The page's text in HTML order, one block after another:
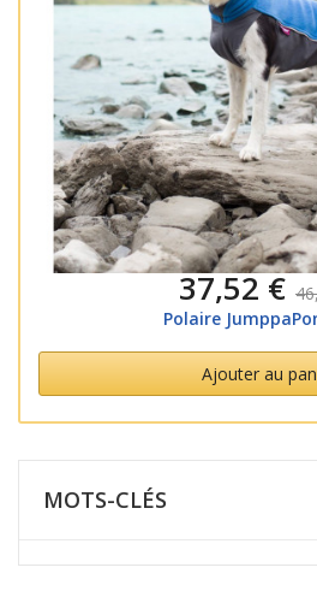
37,52 €
Polaire
Ajouter au
MOTS-CLÉS